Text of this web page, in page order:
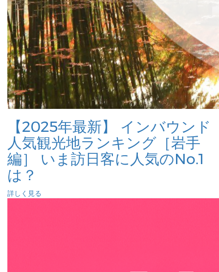
【2025年最新】 インバウンド
人気観光地ランキング［岩手
編］ いま訪日客に人気のNo.1
は？
詳しく見る